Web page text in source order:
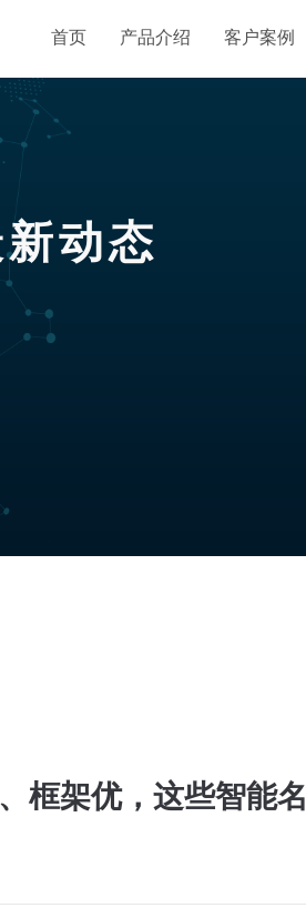
首页 产品介绍 客户案例
动态
框架优，这些智能